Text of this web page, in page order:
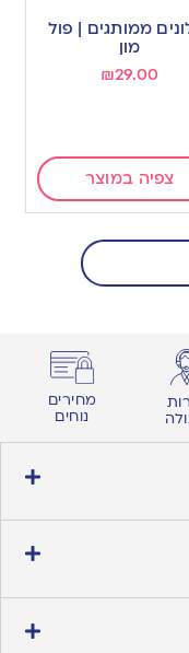
ממותגים | פול
מון
₪29.00
צפיה במוצר
מחירים
נוחים